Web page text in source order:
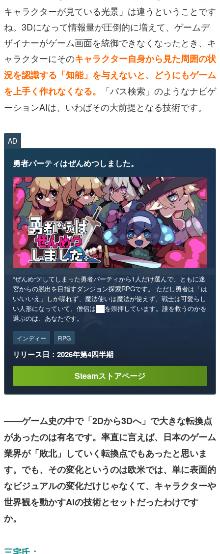
キャラクターが見ている光景」は違うということです
ね。3Dになって情報量が圧倒的に増えて、ゲームデ
ザイナーがゲーム画面を統御できなくなったとき、キ
ャラクターにそのキャラクター自身から見た周囲の状
況を認識する「知能」を与えないと、どうにもゲーム
を上手く作れなくなる。
「パス検索」のようなナビゲ
ーションAIは、いわばその大前提となる技術です。
AD
勇者パーティはぜんめつしました。
“ぜんめつ”してしまった勇者パーティから1人だけ選んで、ともに迷
宮からの脱出を目指すダンジョン探索RPGです。 ただし勇者は「は
い/いいえ」しか喋れず、魔法使いは魔法が使えず、戦士は可愛らし
い人形になっていて、僧侶は██を崇拝しています。誰を救うのかを
選ぶのは、あなたです。
インディー RPG
リリース日：2026年第4四半期
Steamストアページ
――ゲーム史の中で「2Dから3Dへ」で大きな転換点
があったのは有名です。率直に言えば、日本のゲーム
業界が「敗北」していく転換点でもあったと思いま
す。でも、その変化というのは欧米では、単に表面的
なビジュアルの変化だけじゃなくて、キャラクターや
世界観を動かすAIの技術とセットだったわけです
か。